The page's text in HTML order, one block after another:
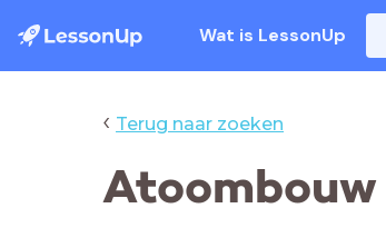
Wat is LessonUp
‹ Terug naar zoeken
Atoombouw